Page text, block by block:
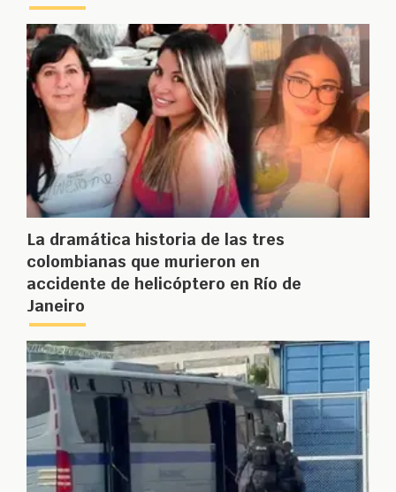
La dramática historia de las tres
colombianas que murieron en
accidente de helicóptero en Río de
Janeiro